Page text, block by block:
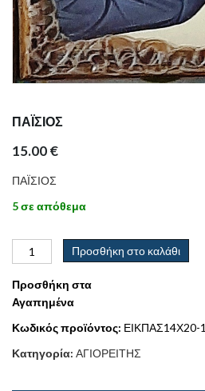
ΠΑΪΣΙΟΣ
15.00€
ΠΑΪΣΙΟΣ
5 σε απόθεμα
Προσθήκη στο καλάθι
Προσθήκη στα
Αγαπημένα
Κωδικός προϊόντος: ΕΙΚΠΑΣ14Χ20-1
Κατηγορία: ΑΓΙΟΡΕΙΤΗΣ